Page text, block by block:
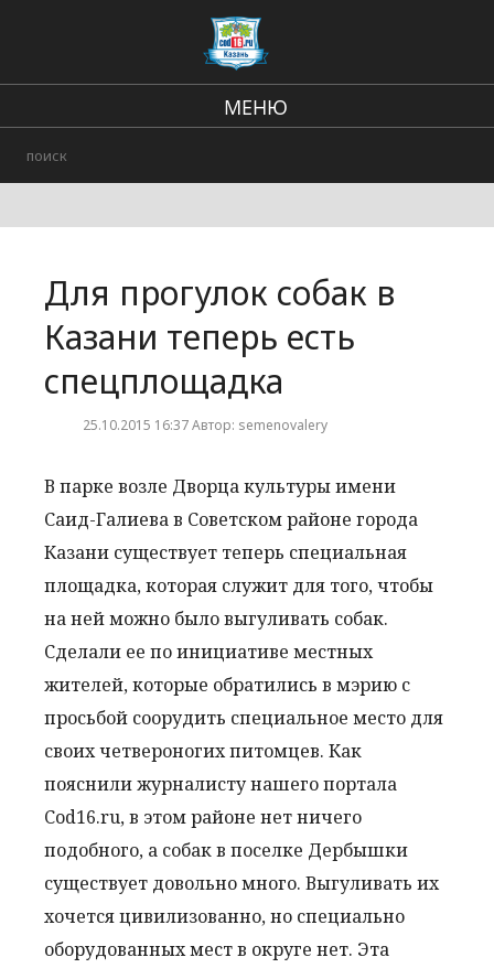
МЕНЮ
Городские события
Для прогулок собак в
Казани теперь есть
спецплощадка
25.10.2015 16:37 Автор: semenovalery
В парке возле Дворца культуры имени
Саид-Галиева в Советском районе города
Казани существует теперь специальная
площадка, которая служит для того, чтобы
на ней можно было выгуливать собак.
Сделали ее по инициативе местных
жителей, которые обратились в мэрию с
просьбой соорудить специальное место для
своих четвероногих питомцев. Как
пояснили журналисту нашего портала
Cod16.ru, в этом районе нет ничего
подобного, а собак в поселке Дербышки
существует довольно много. Выгуливать их
хочется цивилизованно, но специально
оборудованных мест в округе нет. Эта